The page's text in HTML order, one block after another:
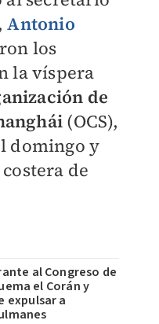
Antonio
los
la víspera
de
(OCS),
domingo y
de
al Congreso de
el Corán y
expulsar a